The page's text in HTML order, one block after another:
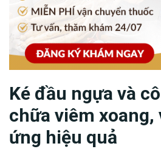
Ké đầu ngựa và
chữa viêm xoang,
ứng hiệu quả